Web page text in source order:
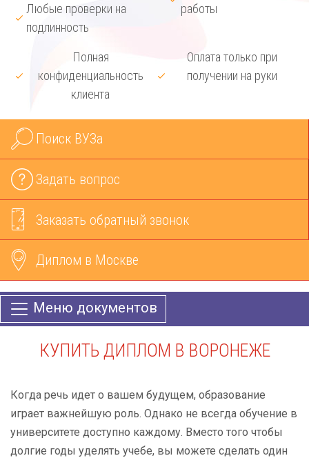
Любые проверки на
подлинность
работы
Полная
конфиденциальность
клиента
Оплата только при
получении на руки
Поиск ВУЗа
Задать вопрос
Заказать обратный звонок
Диплом в Москве
Меню документов
КУПИТЬ ДИПЛОМ В ВОРОНЕЖЕ
Когда речь идет о вашем будущем, образование
играет важнейшую роль. Однако не всегда обучение в
университете доступно каждому. Вместо того чтобы
долгие годы уделять учебе, вы можете сделать один